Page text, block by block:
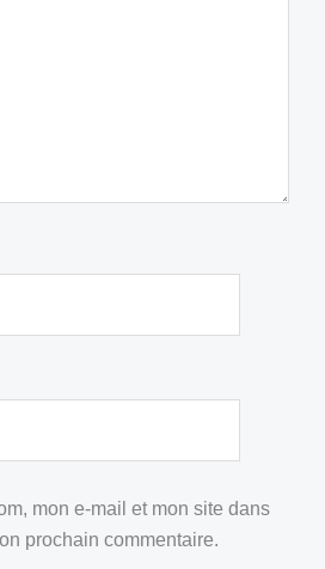
mon e-mail et mon site dans
prochain commentaire.